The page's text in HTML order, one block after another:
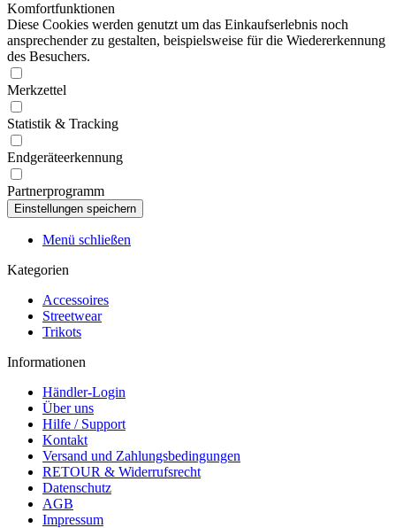
Komfortfunktionen
Diese Cookies werden genutzt um das Einkaufserlebnis noch
ansprechender zu gestalten, beispielsweise für die Wiedererkennung
des Besuchers.
Merkzettel
Statistik & Tracking
Endgeräteerkennung
Partnerprogramm
Menü schließen
Kategorien
Accessoires
Streetwear
Trikots
Informationen
Händler-Login
Über uns
Hilfe / Support
Kontakt
Versand und Zahlungsbedingungen
RETOUR & Widerrufsrecht
Datenschutz
AGB
Impressum